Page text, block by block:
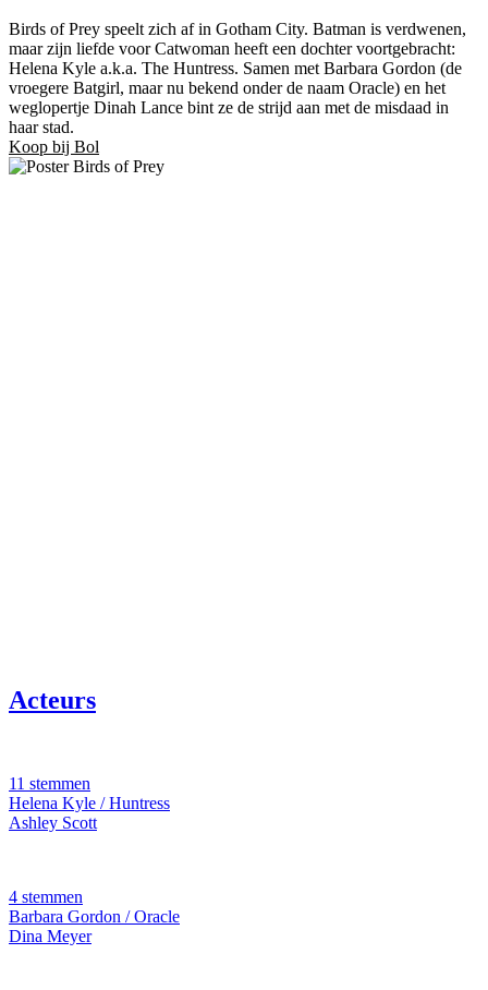
Birds of Prey speelt zich af in Gotham City. Batman is verdwenen,
maar zijn liefde voor Catwoman heeft een dochter voortgebracht:
Helena Kyle a.k.a. The Huntress. Samen met Barbara Gordon (de
vroegere Batgirl, maar nu bekend onder de naam Oracle) en het
weglopertje Dinah Lance bint ze de strijd aan met de misdaad in
haar stad.
Koop bij Bol
Acteurs
11 stemmen
Helena Kyle / Huntress
Ashley Scott
4 stemmen
Barbara Gordon / Oracle
Dina Meyer